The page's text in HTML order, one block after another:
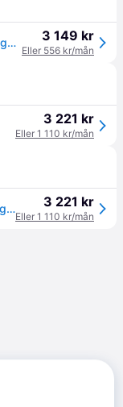
Baby Brezza Formula Pro Advanced Vällingmaskin - White 3 149 kr
Eller 556 kr/mån
3 221 kr
Eller 1 110 kr/mån
Baby Brezza Formula Pro Advanced välling- och ersättningsmaskin 3 221 kr
Eller 1 110 kr/mån